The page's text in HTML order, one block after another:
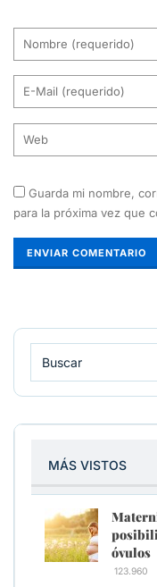
Guarda mi nombre,
para la próxima vez que
MÁS VISTOS
óvulos
123.960